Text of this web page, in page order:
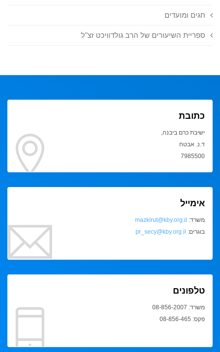
חגים ומועדים
ספריית השיעורים של הרב גולדוויכט זצ"ל
כתובת
ישיבת כרם ביבנה,
ד.נ. אבטח
7985500
אימייל
משרד: mazkirut@kby.org.il
בוגרים: pr_secy@kby.org.il
טלפונים
משרד: 08-856-2007
פקס: 08-856-465